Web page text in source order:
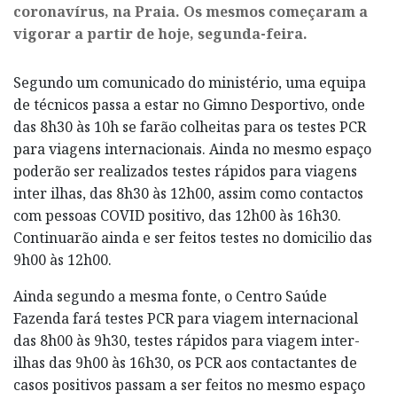
coronavírus, na Praia. Os mesmos começaram a
vigorar a partir de hoje, segunda-feira.
Segundo um comunicado do ministério, uma equipa
de técnicos passa a estar no Gimno Desportivo, onde
das 8h30 às 10h se farão colheitas para os testes PCR
para viagens internacionais. Ainda no mesmo espaço
poderão ser realizados testes rápidos para viagens
inter ilhas, das 8h30 às 12h00, assim como contactos
com pessoas COVID positivo, das 12h00 às 16h30.
Continuarão ainda e ser feitos testes no domicilio das
9h00 às 12h00.
Ainda segundo a mesma fonte, o Centro Saúde
Fazenda fará testes PCR para viagem internacional
das 8h00 às 9h30, testes rápidos para viagem inter-
ilhas das 9h00 às 16h30, os PCR aos contactantes de
casos positivos passam a ser feitos no mesmo espaço